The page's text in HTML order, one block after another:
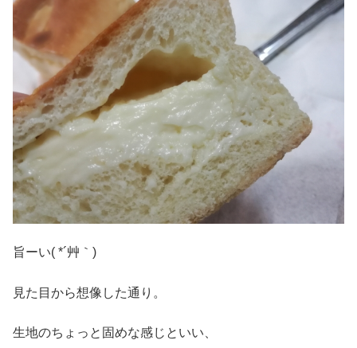
旨ーい( *´艸｀)
見た目から想像した通り。
生地のちょっと固めな感じといい、